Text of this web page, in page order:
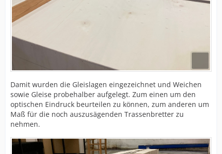
Damit wurden die Gleislagen eingezeichnet und Weichen
sowie Gleise probehalber aufgelegt. Zum einen um den
optischen Eindruck beurteilen zu können, zum anderen um
Maß für die noch auszusägenden Trassenbretter zu
nehmen.